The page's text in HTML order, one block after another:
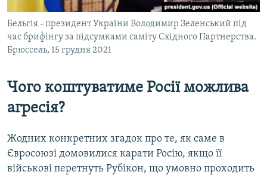
Бельгія - президент України Володимир Зеленський під
час брифінгу за підсумками саміту Східного Партнерства.
Брюссель, 15 грудня 2021
Чого коштуватиме Росії можлива
агресія?
Жодних конкретних згадок про те, як саме в
Євросоюзі домовилися карати Росію, якщо її
військові перетнуть Рубікон, що умовно проходить